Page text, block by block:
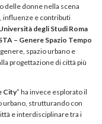
delle donne nella scena
influenze e contributi
degli Studi Roma
– Genere Spazio Tempo
spazio urbano e
progettazione di città più
City” ha invece esplorato il
urbano, strutturando con
e interdisciplinare tra i